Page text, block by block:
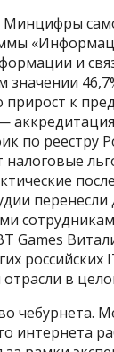
и
значении
прирост к
по реестру
налоговые
Games
в
чебурнета.
интернета